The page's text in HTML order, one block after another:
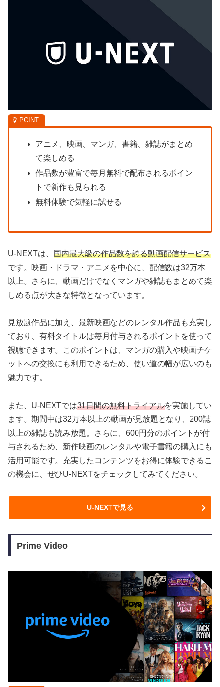
アニメ、映画、マンガ、書籍、雑誌がまとめ
て楽しめる
作品数が豊富で毎月無料で配布されるポイン
トで新作も見られる
無料体験で気軽に試せる
U-NEXTは、 国内最大級の作品数を誇る動画配信サービス
です。映画・ドラマ・アニメを中心に、配信数は32万本
以上。さらに、動画だけでなくマンガや雑誌もまとめて楽
しめる点が大きな特徴となっています。
見放題作品に加え、最新映画などのレンタル作品も充実し
ており、有料タイトルは毎月付与されるポイントを使って
視聴できます。このポイントは、マンガの購入や映画チケ
ットへの交換にも利用できるため、使い道の幅が広いのも
魅力です。
また、U-NEXTでは31日間の無料トライアルを実施してい
ます。期間中は32万本以上の動画が見放題となり、200誌
以上の雑誌も読み放題。さらに、600円分のポイントが付
与されるため、新作映画のレンタルや電子書籍の購入にも
活用可能です。充実したコンテンツをお得に体験できるこ
の機会に、ぜひU-NEXTをチェックしてみてください。
U-NEXTで見る
Prime Video